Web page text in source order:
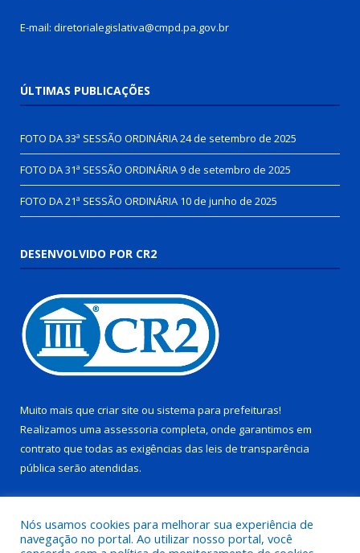
E-mail: diretorialegislativa@cmpd.pa.gov.br
ÚLTIMAS PUBLICAÇÕES
FOTO DA 33ª SESSÃO ORDINÁRIA24 de setembro de 2025
FOTO DA 31ª SESSÃO ORDINÁRIA9 de setembro de 2025
FOTO DA 21ª SESSÃO ORDINÁRIA 10 de junho de 2025
DESENVOLVIDO POR CR2
Muito mais que criar site ou sistema para prefeituras!
Realizamos uma assessoria completa, onde garantimos em
contrato que todas as exigências das leis de transparência
pública serão atendidas.
Nós usamos cookies para melhorar sua experiência de
navegação no portal. Ao utilizar nosso portal, você